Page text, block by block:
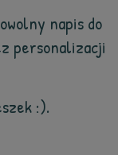
napis do
personalizacji
:).